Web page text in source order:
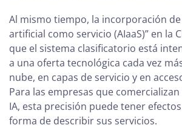
Al mismo tiempo, la incorporación de
artificial como servicio (AIaaS)” en la
que el sistema clasificatorio está
a una oferta tecnológica cada vez
nube, en capas de servicio y en
Para las empresas que
IA, esta precisión puede tener
forma de describir sus servicios.